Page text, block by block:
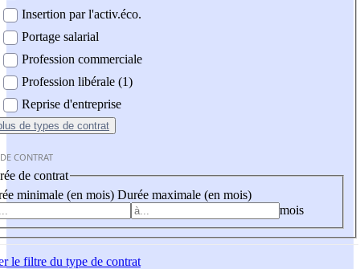
Insertion par l'activ.éco.
Portage salarial
Profession commerciale
Profession libérale (1)
Reprise d'entreprise
de types de contrat
CONTRAT
de contrat
minimale (en mois) Durée maximale (en mois)
mois
le filtre du type de contrat